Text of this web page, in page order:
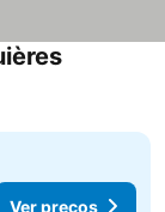
Ver preços
Ver preços